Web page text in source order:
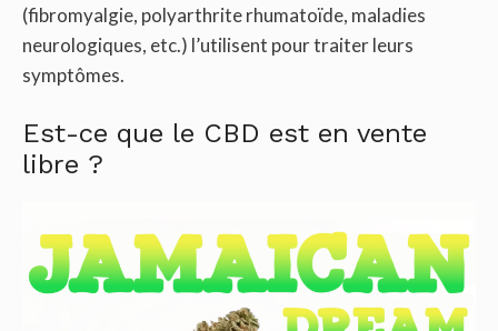
(fibromyalgie, polyarthrite rhumatoïde, maladies
neurologiques, etc.) l’utilisent pour traiter leurs
symptômes.
Est-ce que le CBD est en vente
libre ?